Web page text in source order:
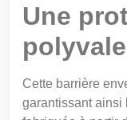
Une
Cette barrière
garantissant ainsi